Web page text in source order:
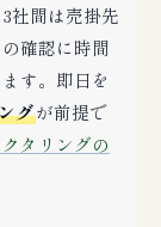
社間は売掛先
確認に時間
す。即日を
グが前提で
タリングの